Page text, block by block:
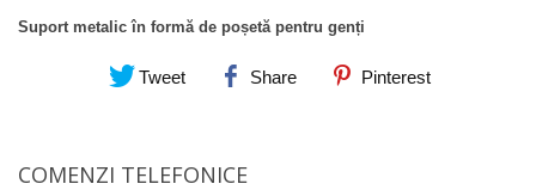
Suport metalic în formă de poșetă pentru genți
Tweet Share Pinterest
COMENZI TELEFONICE